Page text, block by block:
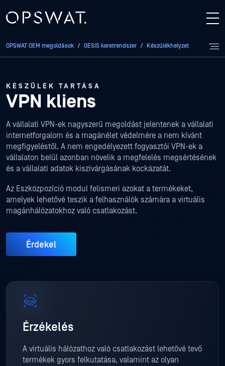
OPSWAT OEM megoldások / OESIS keretrendszer / Készülékhelyzet VPN
KÉSZÜLÉK TARTÁSA
VPN kliens
A vállalati VPN-ek nagyszerű megoldást jelentenek a vállalati
internetforgalom és a magánélet védelmére a nem kívánt
megfigyeléstől. A nem engedélyezett fogyasztói VPN-ek a
vállalaton belül azonban növelik a megfelelés megsértésének
és a vállalati adatok kiszivárgásának kockázatát.
Az Eszközpozíció modul felismeri azokat a termékeket,
amelyek lehetővé teszik a felhasználók számára a virtuális
magánhálózatokhoz való csatlakozást.
Érdekel
Érzékelés
A virtuális hálózathoz való csatlakozást lehetővé tevő
termékek gyors felkutatása, valamint az olyan